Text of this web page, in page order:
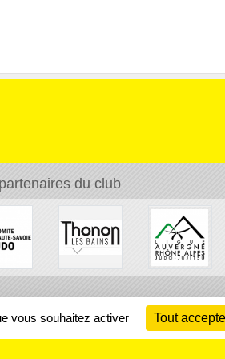
du club
vous souhaitez activer Tout